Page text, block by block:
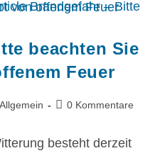
beachten Sie
Feuer
Allgemein 0 Kommentare
besteht derzeit